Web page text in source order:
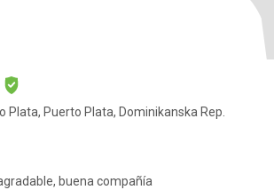
Plata, Puerto Plata, Dominikanska Rep.
buena compañía